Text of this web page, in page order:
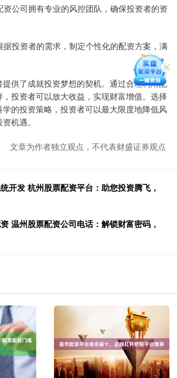
资公司拥有专业的风控团队，确保投资者的资
据投资者的需求，制定个性化的配资方案，满
供了成就投资梦想的契机。通过合理利用配
投资者可以放大收益，实现财富增值。选择
的投资策略，投资者可以最大限度地降低风
机遇。
文章为作者独立观点，不代表财盛证券观点
开发 杭州股票配资平台：助您投资腾飞，
温州股票配资公司电话：解锁财富密码，